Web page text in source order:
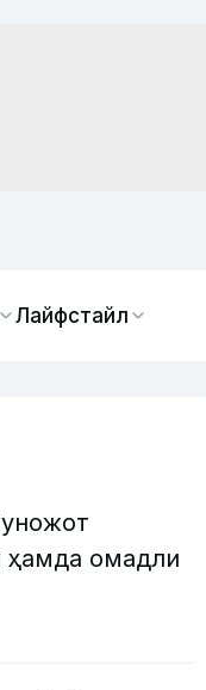
Лайфстайл
ҳамда омадли